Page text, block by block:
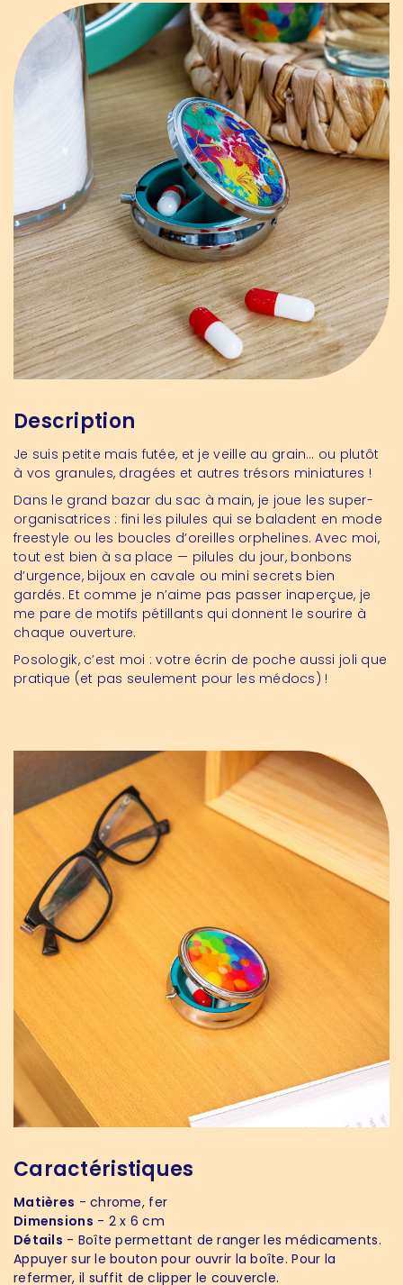
Description
Je suis petite mais futée, et je veille au grain… ou plutôt
à vos granules, dragées et autres trésors miniatures !
Dans le grand bazar du sac à main, je joue les super-
organisatrices : fini les pilules qui se baladent en mode
freestyle ou les boucles d’oreilles orphelines. Avec moi,
tout est bien à sa place — pilules du jour, bonbons
d’urgence, bijoux en cavale ou mini secrets bien
gardés. Et comme je n’aime pas passer inaperçue, je
me pare de motifs pétillants qui donnent le sourire à
chaque ouverture.
Posologik, c’est moi : votre écrin de poche aussi joli que
pratique (et pas seulement pour les médocs) !
Caractéristiques
Matières - chrome, fer
Dimensions - 2 x 6 cm
Détails - Boîte permettant de ranger les médicaments.
Appuyer sur le bouton pour ouvrir la boîte. Pour la
refermer, il suffit de clipper le couvercle.